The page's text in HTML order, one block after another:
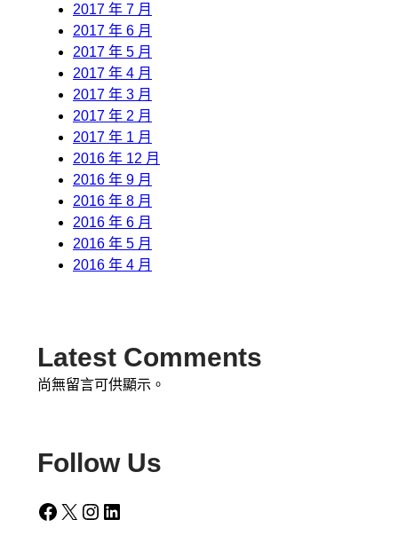
2017 年 7 月
2017 年 6 月
2017 年 5 月
2017 年 4 月
2017 年 3 月
2017 年 2 月
2017 年 1 月
2016 年 12 月
2016 年 9 月
2016 年 8 月
2016 年 6 月
2016 年 5 月
2016 年 4 月
Latest Comments
尚無留言可供顯示。
Follow Us
Facebook X Instagram LinkedIn